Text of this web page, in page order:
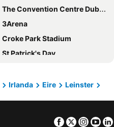
Crowne Plaza Hotel Blanchardstown by IHG
Cassidys Hotel
The Croke Park Hotel
Arlington Hotel
The Hendrick Smithfield
The Convention Centre Dublin
3Arena
Croke Park Stadium
St Patrick's Day
Drumcondra
Irlanda Eire
Leinster
Facebook
Twitter